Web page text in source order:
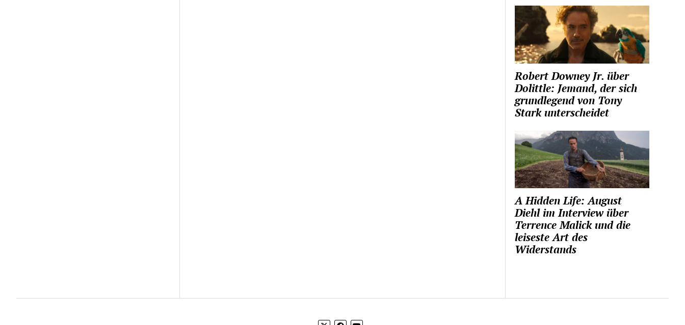
Robert Downey Jr. über
Dolittle: Jemand, der sich
grundlegend von Tony
Stark unterscheidet
A Hidden Life: August
Diehl im Interview über
Terrence Malick und die
leiseste Art des
Widerstands